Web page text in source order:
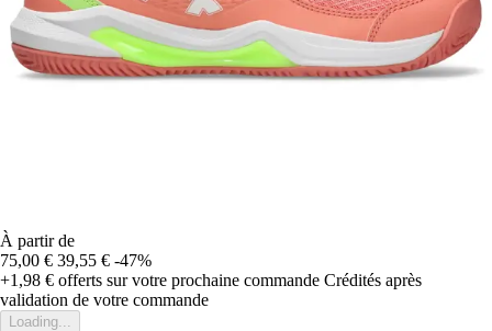
À partir de
75,00 € 39,55 € -47%
+1,98 € offerts sur votre prochaine commande Crédités après
validation de votre commande
Loading...